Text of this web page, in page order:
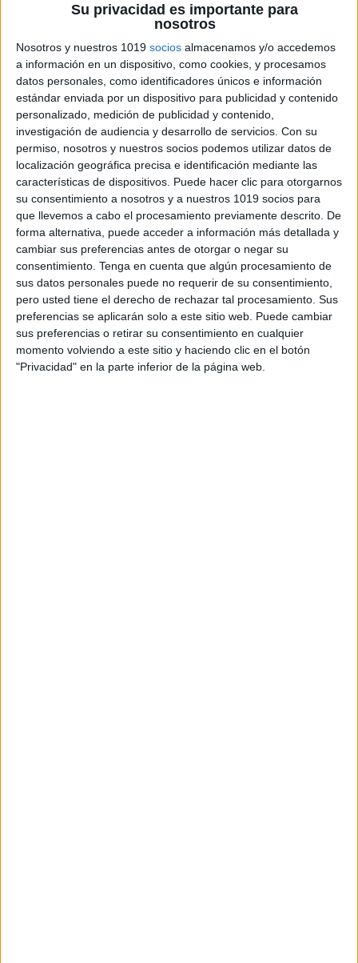
Su privacidad es importante para
nosotros
Nosotros y nuestros 1019 socios almacenamos y/o accedemos
a información en un dispositivo, como cookies, y procesamos
datos personales, como identificadores únicos e información
estándar enviada por un dispositivo para publicidad y contenido
personalizado, medición de publicidad y contenido,
investigación de audiencia y desarrollo de servicios. Con su
permiso, nosotros y nuestros socios podemos utilizar datos de
localización geográfica precisa e identificación mediante las
características de dispositivos. Puede hacer clic para otorgarnos
su consentimiento a nosotros y a nuestros 1019 socios para
que llevemos a cabo el procesamiento previamente descrito. De
forma alternativa, puede acceder a información más detallada y
cambiar sus preferencias antes de otorgar o negar su
consentimiento. Tenga en cuenta que algún procesamiento de
sus datos personales puede no requerir de su consentimiento,
pero usted tiene el derecho de rechazar tal procesamiento. Sus
preferencias se aplicarán solo a este sitio web. Puede cambiar
sus preferencias o retirar su consentimiento en cualquier
momento volviendo a este sitio y haciendo clic en el botón
"Privacidad" en la parte inferior de la página web.
ÚNETE A NUESTRO GRUPO EXCLUSIVO DE
WHATSAPP
ENLACE AL GRUPO